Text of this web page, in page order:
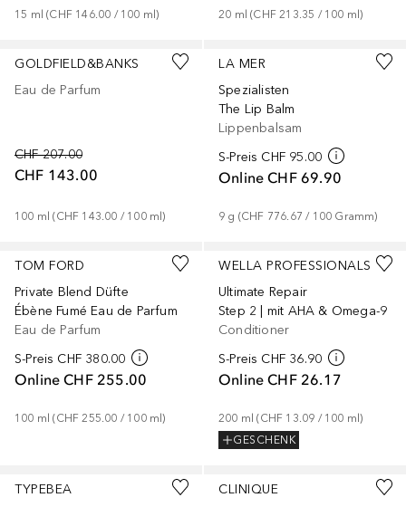
15 ml (CHF 146.00 / 100 ml) 20 ml (CHF 213.35 / 100 ml)
GOLDFIELD&BANKS
Eau de Parfum
CHF 207.00
CHF 143.00
100 ml (CHF 143.00 / 100 ml)
LA MER
Spezialisten
The Lip Balm
Lippenbalsam
S-Preis CHF 95.00
Online CHF 69.90
9 g (CHF 776.67 / 100 Gramm)
TOM FORD
Private Blend Düfte
Ébène Fumé Eau de Parfum
Eau de Parfum
S-Preis CHF 380.00
Online CHF 255.00
100 ml (CHF 255.00 / 100 ml)
WELLA PROFESSIONALS
Ultimate Repair
Step 2 | mit AHA & Omega-9
Conditioner
S-Preis CHF 36.90
Online CHF 26.17
200 ml (CHF 13.09 / 100 ml)
GESCHENK
TYPEBEA
CLINIQUE